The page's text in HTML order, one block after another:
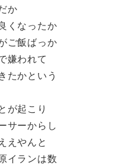
か
くなったか
ご飯ばっか
嫌われて
たかという
が起こり
サーからし
えやんと
イランは数